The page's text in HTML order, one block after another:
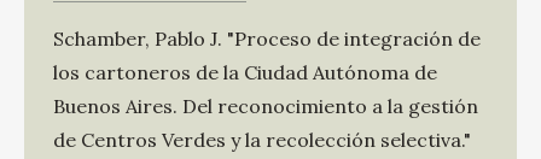
Schamber, Pablo J. "Proceso de integración de
los cartoneros de la Ciudad Autónoma de
Buenos Aires. Del reconocimiento a la gestión
de Centros Verdes y la recolección selectiva."